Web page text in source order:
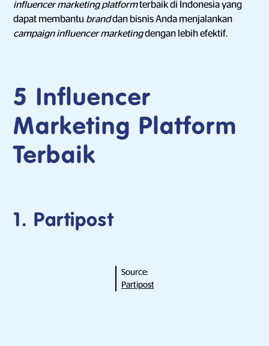
influencer marketing platformterbaik di Indonesia yang
dapat membantu branddan bisnis Anda menjalankan
campaign influencer marketingdengan lebih efektif.
5 Influencer
Marketing Platform
Terbaik
1. Partipost
Source:
Partipost